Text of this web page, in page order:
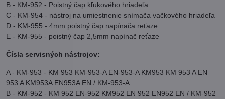
B - KM-952 - Poistný čap kľukového hriadeľa
C - KM-954 - nástroj na umiestnenie snímača vačkového hriadeľa
D - KM-955 - 4mm poistný čap napínača reťaze
E - KM-955 - poistný čap 2,5mm napínač reťaze
Čísla servisných nástrojov:
A - KM-953 - KM 953 KM-953-A EN-953-A KM953 KM 953 A EN
953 A KM953A EN953A EN / KM-953-A
B - KM-952 - KM 952 EN-952 KM952 EN 952 EN952 EN / KM-952